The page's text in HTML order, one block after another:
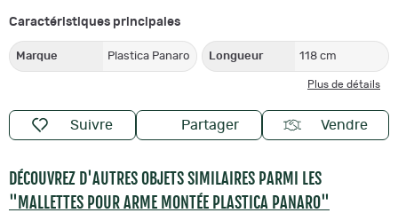
Caractéristiques principales
Marque Plastica Panaro Longueur 118 cm
Plus de détails
Suivre Partager Vendre
DÉCOUVREZ D'AUTRES OBJETS SIMILAIRES PARMI LES
"MALLETTES POUR ARME MONTÉE PLASTICA PANARO"